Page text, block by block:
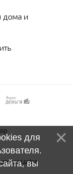
дома и
сайта
для
вы